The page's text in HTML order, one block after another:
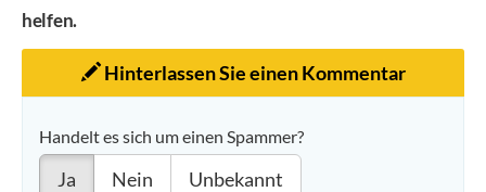
helfen.
Hinterlassen Sie einen Kommentar
Handelt es sich um einen Spammer?
Ja Nein Unbekannt